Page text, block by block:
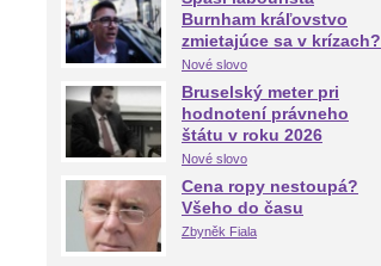
Burnham kráľovstvo
zmietajúce sa v krízach?
Nové slovo
Bruselský meter pri
hodnotení právneho
štátu v roku 2026
Nové slovo
Cena ropy nestoupá?
Všeho do času
Zbyněk Fiala